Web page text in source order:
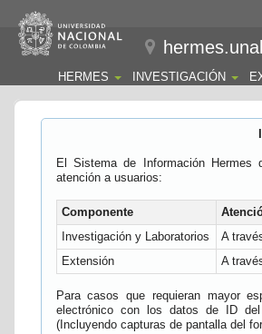
HERMES INVESTIGACIÓN
El Sistema de Información Hermes
atención a usuarios:
Componente
Investigación y Laboratorios
A
Extensión
A
Para casos que requieran mayor
electrónico con los datos de ID del
(Incluyendo capturas de pantalla del